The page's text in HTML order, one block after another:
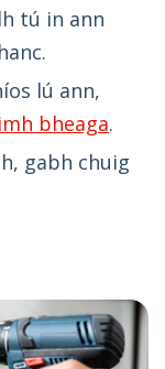
tú in ann
lú ann,
bheaga.
gabh chuig